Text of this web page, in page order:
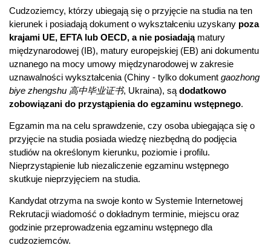
Cudzoziemcy, którzy ubiegają się o przyjęcie na studia na ten
kierunek i posiadają dokument o wykształceniu uzyskany poza
krajami UE, EFTA lub OECD, a nie posiadająmatury
międzynarodowej (IB), matury europejskiej (EB) ani dokumentu
uznanego na mocy umowy międzynarodowej w zakresie
uznawalności wykształcenia (Chiny - tylko dokument gaozhong
biye zhengshu 高中毕业证书, Ukraina), są dodatkowo
zobowiązani do przystąpienia do egzaminu wstępnego.
Egzamin ma na celu sprawdzenie, czy osoba ubiegająca się o
przyjęcie na studia posiada wiedzę niezbędną do podjęcia
studiów na określonym kierunku, poziomie i profilu.
Nieprzystąpienie lub niezaliczenie egzaminu wstępnego
skutkuje nieprzyjęciem na studia.
Kandydat otrzyma na swoje konto w Systemie Internetowej
Rekrutacji wiadomość o dokładnym terminie, miejscu oraz
godzinie przeprowadzenia egzaminu wstępnego dla
cudzoziemców.